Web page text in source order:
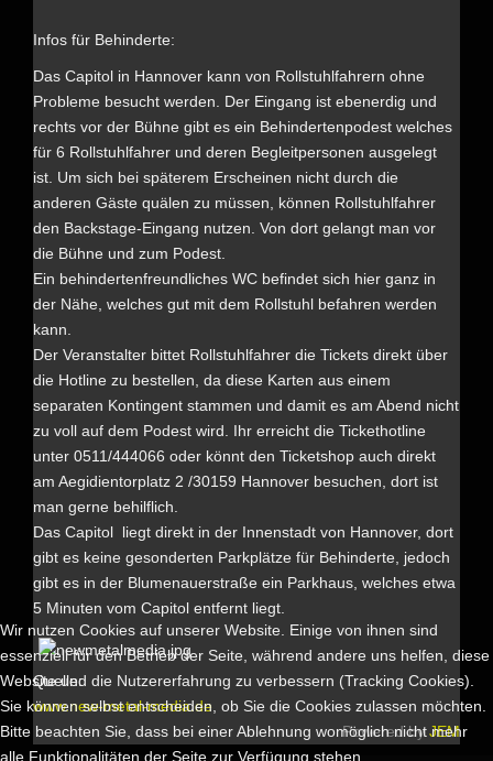
Infos für Behinderte:
Das Capitol in Hannover kann von Rollstuhlfahrern ohne
Probleme besucht werden. Der Eingang ist ebenerdig und
rechts vor der Bühne gibt es ein Behindertenpodest welches
für 6 Rollstuhlfahrer und deren Begleitpersonen ausgelegt
ist. Um sich bei späterem Erscheinen nicht durch die
anderen Gäste quälen zu müssen, können Rollstuhlfahrer
den Backstage-Eingang nutzen. Von dort gelangt man vor
die Bühne und zum Podest.
Ein behindertenfreundliches WC befindet sich hier ganz in
der Nähe, welches gut mit dem Rollstuhl befahren werden
kann.
Der Veranstalter bittet Rollstuhlfahrer die Tickets direkt über
die Hotline zu bestellen, da diese Karten aus einem
separaten Kontingent stammen und damit es am Abend nicht
zu voll auf dem Podest wird. Ihr erreicht die Tickethotline
unter 0511/444066 oder könnt den Ticketshop auch direkt
am Aegidientorplatz 2 /30159 Hannover besuchen, dort ist
man gerne behilflich.
Das Capitol liegt direkt in der Innenstadt von Hannover, dort
gibt es keine gesonderten Parkplätze für Behinderte, jedoch
gibt es in der Blumenauerstraße ein Parkhaus, welches etwa
5 Minuten vom Capitol entfernt liegt.
Quelle:
www.new-metal-media.de
Powered byJEM
Wir nutzen Cookies auf unserer Website. Einige von ihnen sind
essenziell für den Betrieb der Seite, während andere uns helfen, diese
Website und die Nutzererfahrung zu verbessern (Tracking Cookies).
Sie können selbst entscheiden, ob Sie die Cookies zulassen möchten.
Bitte beachten Sie, dass bei einer Ablehnung womöglich nicht mehr
alle Funktionalitäten der Seite zur Verfügung stehen.